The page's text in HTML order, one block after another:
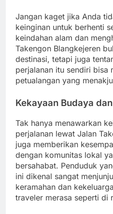
Jangan kaget jika Anda
keinginan untuk berhenti
keindahan alam dan
Takengon Blangkejeren
destinasi, tetapi juga
perjalanan itu sendiri bisa
petualangan yang
Kekayaan Budaya
Tak hanya menawarkan
perjalanan lewat Jalan
juga memberikan
dengan komunitas lokal
bersahabat. Penduduk
ini dikenal sangat
keramahan dan
traveler merasa seperti di